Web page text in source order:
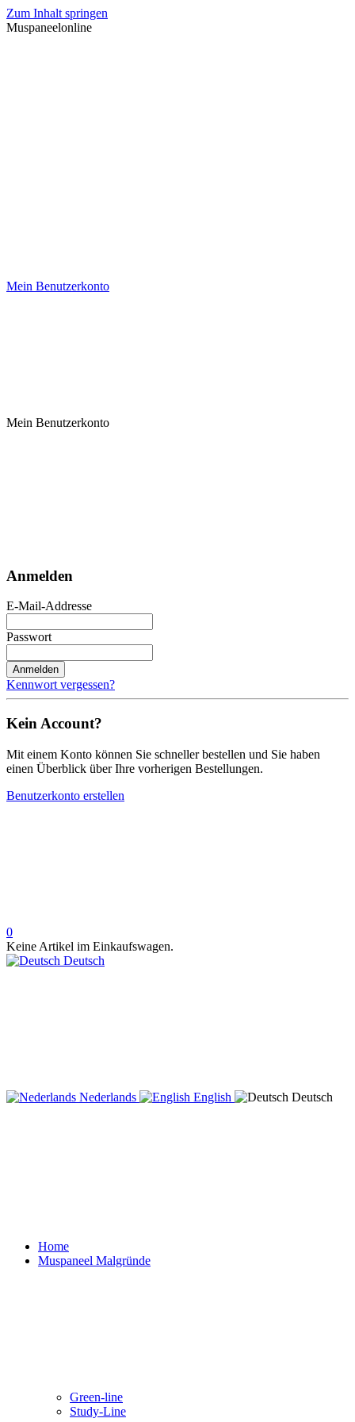
Zum Inhalt springen
Muspaneelonline
Mein Benutzerkonto
Mein Benutzerkonto
Anmelden
E-Mail-Addresse
Passwort
Anmelden
Kennwort vergessen?
Kein Account?
Mit einem Konto können Sie schneller bestellen und Sie haben
einen Überblick über Ihre vorherigen Bestellungen.
Benutzerkonto erstellen
0
Keine Artikel im Einkaufswagen.
Deutsch
Nederlands English Deutsch
Home
Muspaneel Malgründe
Green-line
Study-Line